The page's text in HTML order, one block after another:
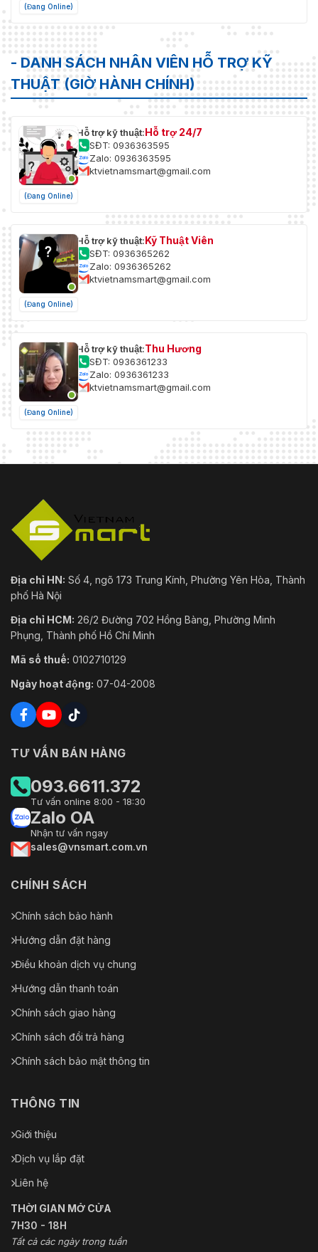
(Đang Online)
- DANH SÁCH NHÂN VIÊN HỖ TRỢ KỸ
THUẬT (GIỜ HÀNH CHÍNH)
(Đang Online)
Hỗ trợ kỹ thuật:Hỗ trợ 24/7
SĐT: 0936363595
Zalo: 0936363595
ktvietnamsmart@gmail.com
(Đang Online)
Hỗ trợ kỹ thuật:Kỹ Thuật Viên
SĐT: 0936365262
Zalo: 0936365262
ktvietnamsmart@gmail.com
(Đang Online)
Hỗ trợ kỹ thuật:Thu Hương
SĐT: 0936361233
Zalo: 0936361233
ktvietnamsmart@gmail.com
Địa chỉ HN: Số 4, ngõ 173 Trung Kính, Phường Yên Hòa, Thành
phố Hà Nội
Địa chỉ HCM: 26/2 Đường 702 Hồng Bàng, Phường Minh
Phụng, Thành phố Hồ Chí Minh
Mã số thuế: 0102710129
Ngày hoạt động: 07-04-2008
TƯ VẤN BÁN HÀNG
093.6611.372
Tư vấn online 8:00 - 18:30
Zalo OA
Nhận tư vấn ngay
sales@vnsmart.com.vn
CHÍNH SÁCH
Chính sách bảo hành
Hướng dẫn đặt hàng
Điều khoản dịch vụ chung
Hướng dẫn thanh toán
Chính sách giao hàng
Chính sách đổi trả hàng
Chính sách bảo mật thông tin
THÔNG TIN
Giới thiệu
Dịch vụ lắp đặt
Liên hệ
THỜI GIAN MỞ CỬA
7H30 - 18H
Tất cả các ngày trong tuần